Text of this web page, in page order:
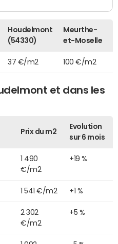
Houdelmont
(54330)
Meurthe-
et-Moselle
37 €/m2 100 €/m2
et dans les
Prix du m2
Evolution
sur 6 mois
1 490
€/m2
+19 %
1 541 €/m2 +1 %
2 302
€/m2
+5 %